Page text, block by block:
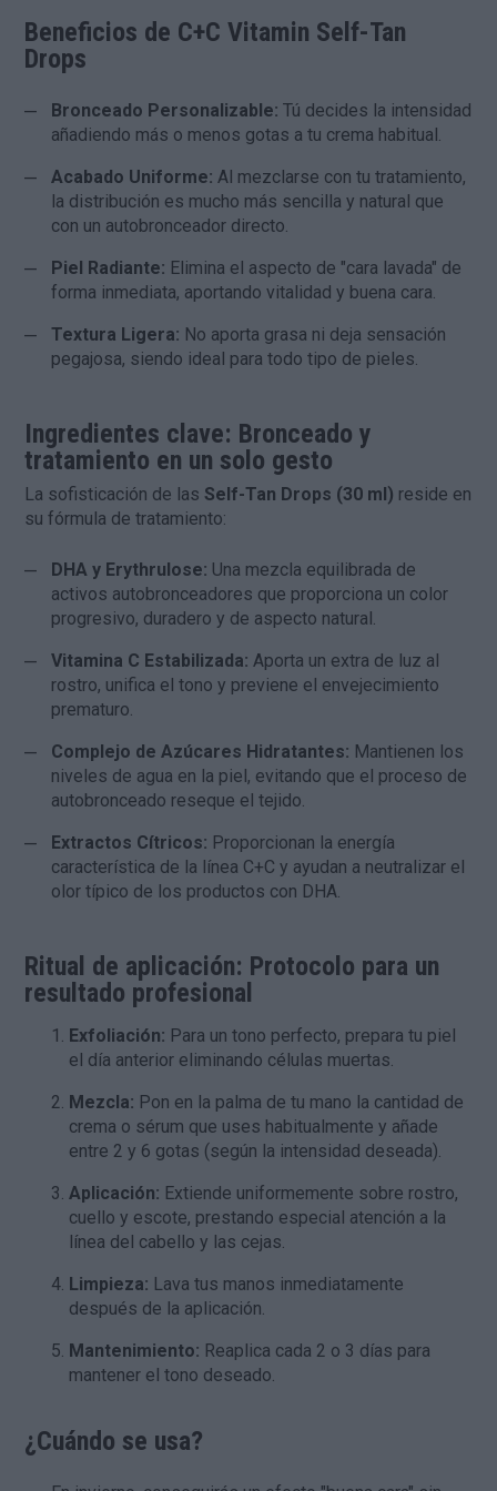
Beneficios de C+C Vitamin Self-Tan
Drops
Bronceado Personalizable: Tú decides la intensidad
añadiendo más o menos gotas a tu crema habitual.
Acabado Uniforme: Al mezclarse con tu tratamiento,
la distribución es mucho más sencilla y natural que
con un autobronceador directo.
Piel Radiante: Elimina el aspecto de "cara lavada" de
forma inmediata, aportando vitalidad y buena cara.
Textura Ligera: No aporta grasa ni deja sensación
pegajosa, siendo ideal para todo tipo de pieles.
Ingredientes clave: Bronceado y
tratamiento en un solo gesto
La sofisticación de las Self-Tan Drops (30 ml) reside en
su fórmula de tratamiento:
DHA y Erythrulose: Una mezcla equilibrada de
activos autobronceadores que proporciona un color
progresivo, duradero y de aspecto natural.
Vitamina C Estabilizada: Aporta un extra de luz al
rostro, unifica el tono y previene el envejecimiento
prematuro.
Complejo de Azúcares Hidratantes: Mantienen los
niveles de agua en la piel, evitando que el proceso de
autobronceado reseque el tejido.
Extractos Cítricos: Proporcionan la energía
característica de la línea C+C y ayudan a neutralizar el
olor típico de los productos con DHA.
Ritual de aplicación: Protocolo para un
resultado profesional
Exfoliación: Para un tono perfecto, prepara tu piel
el día anterior eliminando células muertas.
Mezcla: Pon en la palma de tu mano la cantidad de
crema o sérum que uses habitualmente y añade
entre 2 y 6 gotas (según la intensidad deseada).
Aplicación: Extiende uniformemente sobre rostro,
cuello y escote, prestando especial atención a la
línea del cabello y las cejas.
Limpieza: Lava tus manos inmediatamente
después de la aplicación.
Mantenimiento: Reaplica cada 2 o 3 días para
mantener el tono deseado.
¿Cuándo se usa?